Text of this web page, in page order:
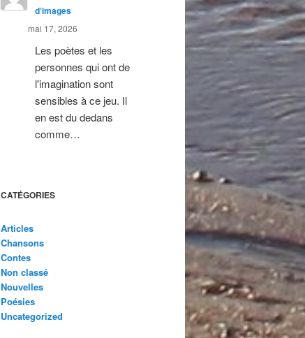
d’images
mai 17, 2026
Les poètes et les
personnes qui ont de
l'imagination sont
sensibles à ce jeu. Il
en est du dedans
comme…
CATÉGORIES
Articles
Chansons
Contes
Non classé
Nouvelles
Poésies
Uncategorized